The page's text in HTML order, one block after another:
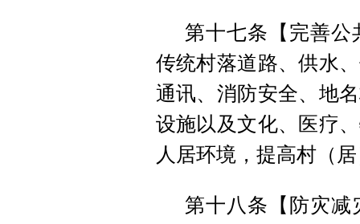
第十七条【完善
传统村落道路、供水
通讯、消防安全、地
设施以及文化、医疗
人居环境，提高村（
第十八条【防灾